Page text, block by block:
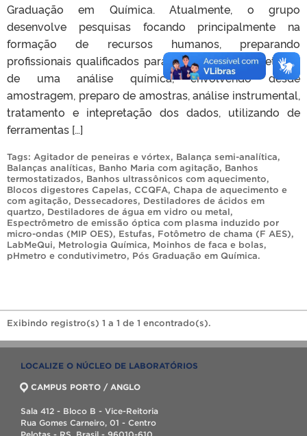
Graduação em Química. Atualmente, o grupo
desenvolve pesquisas focando principalmente na
formação de recursos humanos, preparando
profissionais qualificados para realizar todas as etapas
de uma análise química, envolvendo desde
amostragem, preparo de amostras, análise instrumental,
tratamento e intepretação dos dados, utilizando de
ferramentas […]
Tags: Agitador de peneiras e vórtex, Balança semi-analítica,
Balanças analíticas, Banho Maria com agitação, Banhos
termostatizados, Banhos ultrassônicos com aquecimento,
Blocos digestores Capelas, CCQFA, Chapa de aquecimento e
com agitação, Dessecadores, Destiladores de ácidos em
quartzo, Destiladores de água em vidro ou metal,
Espectrômetro de emissão óptica com plasma induzido por
micro-ondas (MIP OES), Estufas, Fotômetro de chama (F AES),
LabMeQui, Metrologia Química, Moinhos de faca e bolas,
pHmetro e condutivimetro, Pós Graduação em Química.
Exibindo registro(s) 1 a 1 de 1 encontrado(s).
LOCALIZE O NÚCLEO DE LABORATÓRIOS
CAMPUS PORTO / ANGLO
Sala 412 - Bloco B - Vice-Reitoria
Rua Gomes Carneiro, 01 - Centro
Pelotas - RS, Brasil - 96010-610